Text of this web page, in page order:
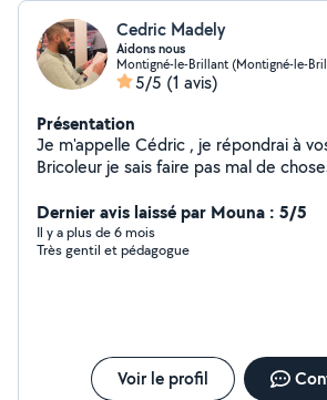
Cedric Madely
Aidons nous
Montigné-le-Brillant (Montigné-le-
5/5 (1 avis)
Présentation
Je m'appelle Cédric , je répondrai à
Bricoleur je sais faire pas mal de
etc
Dernier avis laissé par Mouna : 5/5
Il y a plus de 6 mois
Très gentil et pédagogue
Voir le profil